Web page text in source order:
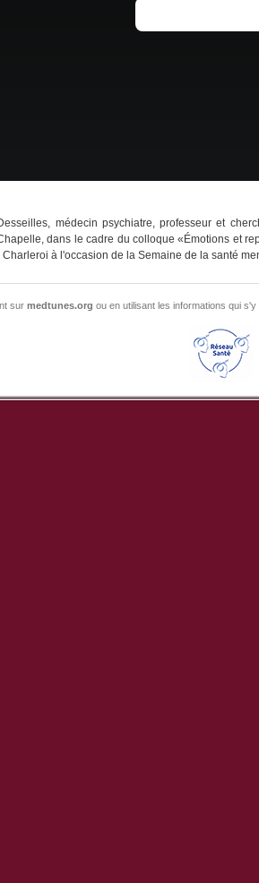
médecin psychiatre, professeur et
dans le cadre du colloque «Émotions et
à l'occasion de la Semaine de la santé
sur medtunes.org ou en utilisant les informations qui